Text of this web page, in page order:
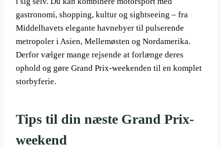
gastronomi, shopping, kultur og sightseeing – fra
Middelhavets elegante havnebyer til pulserende
metropoler i Asien, Mellemøsten og Nordamerika.
Derfor vælger mange rejsende at forlænge deres
ophold og gøre Grand Prix-weekenden til en komplet
storbyferie.
Tips til din næste Grand Prix-
weekend